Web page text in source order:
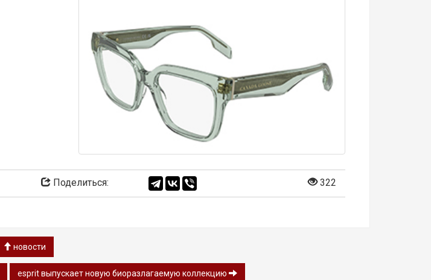
Поделиться: 322
новости
esprit выпускает новую биоразлагаемую коллекцию